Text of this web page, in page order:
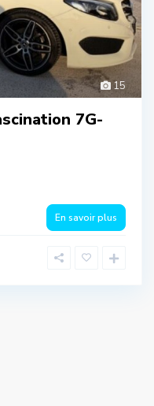
15
7G-
En savoir plus